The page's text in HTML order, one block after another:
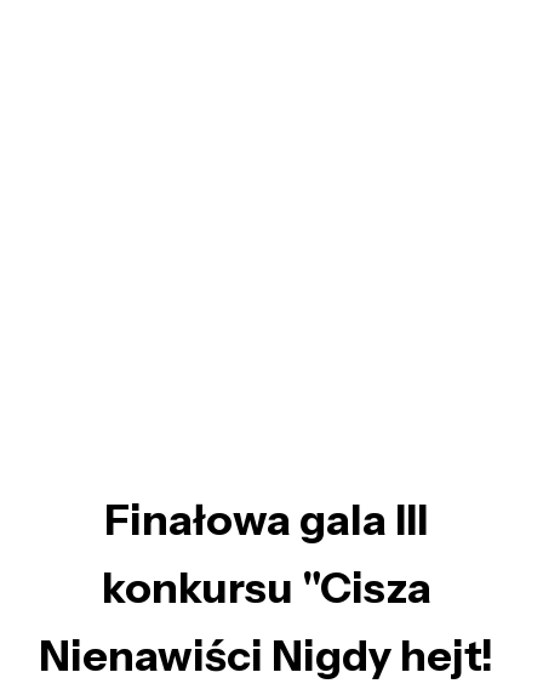
Finałowa gala III
konkursu "Cisza
Nienawiści Nigdy hejt!